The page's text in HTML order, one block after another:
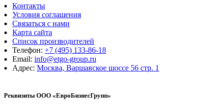
Контакты
Условия соглашения
Связаться с нами
Карта сайта
Список производителей
Телефон: +7 (495) 133-86-18
Email: info@etgo-group.ru
Адрес: Москва, Варшавское шоссе 56 стр. 1
Реквизиты ООО «ЕвроБизнесГрупп»